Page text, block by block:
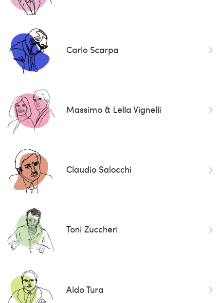
Carlo Scarpa
Massimo & Lella Vignelli
Claudio Salocchi
Toni Zuccheri
Aldo Tura